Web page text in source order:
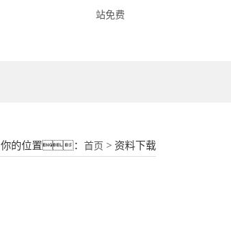
站免费
你的位置：首页 > 资料下载